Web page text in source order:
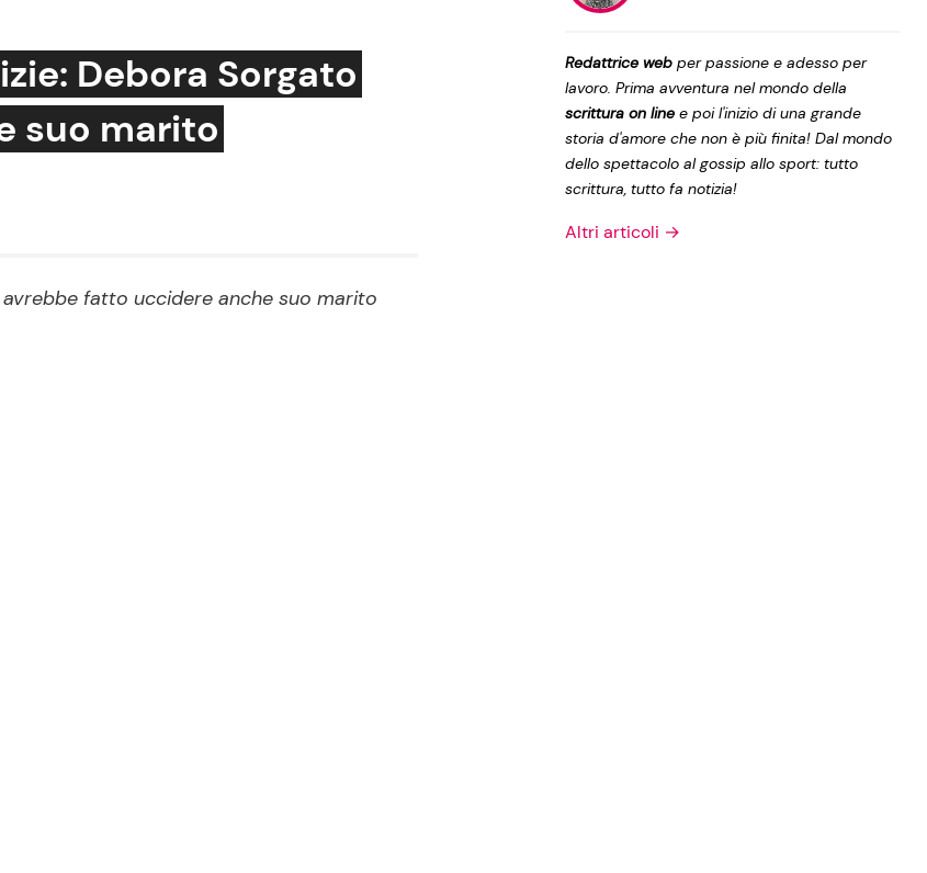
Cucina e Ricette
Le Ricette in TV
Privacy Policy
Debora Sorgato
suo marito
fatto uccidere anche suo marito
Redattrice web per passione e adesso per
lavoro. Prima avventura nel mondo della
scrittura on line e poi l'inizio di una grande
storia d'amore che non è più finita! Dal mondo
dello spettacolo al gossip allo sport: tutto
scrittura, tutto fa notizia!
Altri articoli →